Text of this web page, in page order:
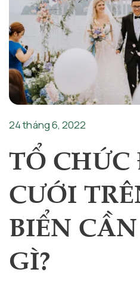
24 tháng 6, 2022
TỔ
CƯỚI
BIỂN
GÌ?